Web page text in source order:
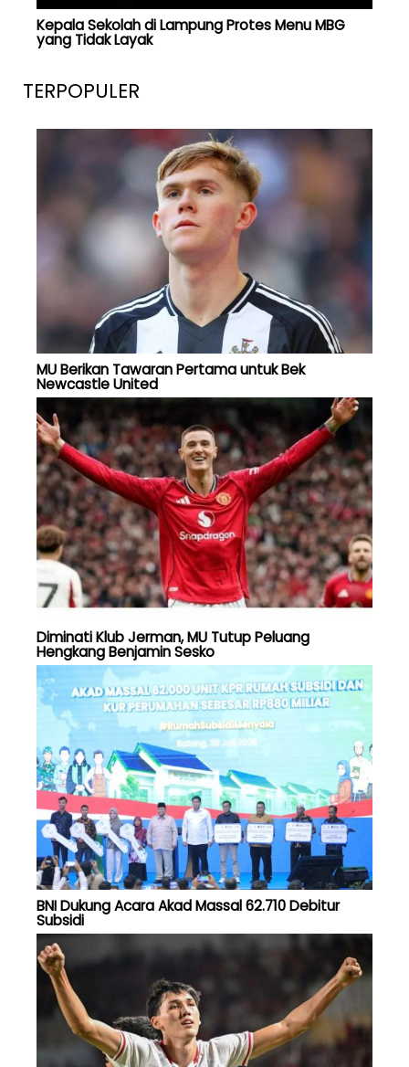
Kepala Sekolah di Lampung Protes Menu MBG
yang Tidak Layak
TERPOPULER
MU Berikan Tawaran Pertama untuk Bek
Newcastle United
Diminati Klub Jerman, MU Tutup Peluang
Hengkang Benjamin Sesko
BNI Dukung Acara Akad Massal 62.710 Debitur
Subsidi